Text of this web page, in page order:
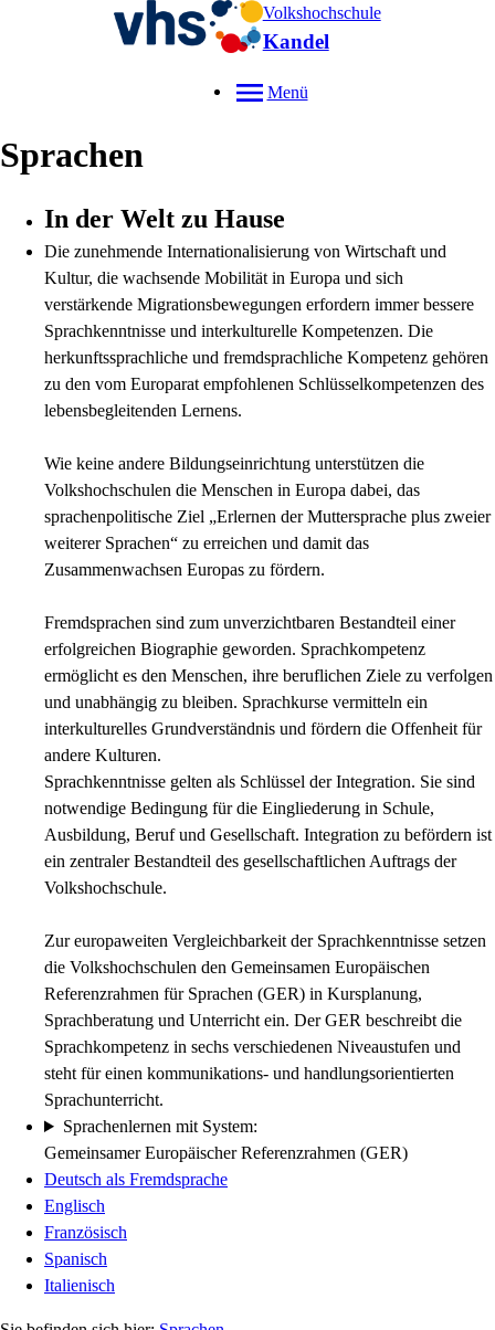
Volkshochschule
Kandel
Menü
Sprachen
In der Welt zu Hause
Die zunehmende Internationalisierung von Wirtschaft und
Kultur, die wachsende Mobilität in Europa und sich
verstärkende Migrationsbewegungen erfordern immer bessere
Sprachkenntnisse und interkulturelle Kompetenzen. Die
herkunftssprachliche und fremdsprachliche Kompetenz gehören
zu den vom Europarat empfohlenen Schlüsselkompetenzen des
lebensbegleitenden Lernens.
Wie keine andere Bildungseinrichtung unterstützen die
Volkshochschulen die Menschen in Europa dabei, das
sprachenpolitische Ziel „Erlernen der Muttersprache plus zweier
weiterer Sprachen“ zu erreichen und damit das
Zusammenwachsen Europas zu fördern.
Fremdsprachen sind zum unverzichtbaren Bestandteil einer
erfolgreichen Biographie geworden. Sprachkompetenz
ermöglicht es den Menschen, ihre beruflichen Ziele zu verfolgen
und unabhängig zu bleiben. Sprachkurse vermitteln ein
interkulturelles Grundverständnis und fördern die Offenheit für
andere Kulturen.
Sprachkenntnisse gelten als Schlüssel der Integration. Sie sind
notwendige Bedingung für die Eingliederung in Schule,
Ausbildung, Beruf und Gesellschaft. Integration zu befördern ist
ein zentraler Bestandteil des gesellschaftlichen Auftrags der
Volkshochschule.
Zur europaweiten Vergleichbarkeit der Sprachkenntnisse setzen
die Volkshochschulen den Gemeinsamen Europäischen
Referenzrahmen für Sprachen (GER) in Kursplanung,
Sprachberatung und Unterricht ein. Der GER beschreibt die
Sprachkompetenz in sechs verschiedenen Niveaustufen und
steht für einen kommunikations- und handlungsorientierten
Sprachunterricht.
Sprachenlernen mit System:
Gemeinsamer Europäischer Referenzrahmen (GER)
Deutsch als Fremdsprache
Englisch
Französisch
Spanisch
Italienisch